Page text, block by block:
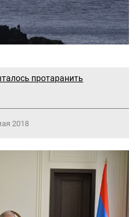
протаранить
2018